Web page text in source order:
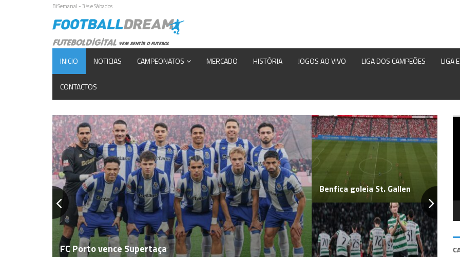
BiSemanal - 3ªs e Sábados
INICIO NOTICIAS CAMPEONATOS MERCADO HISTÓRIA JOGOS AO VIVO LIGA DOS CAMPEÕES LIGA
CONTACTOS
FC Porto vence Supertaça
Benfica goleia St. Gallen